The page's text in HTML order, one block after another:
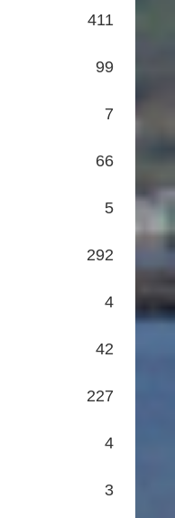
411
99
7
66
5
292
4
42
227
4
3